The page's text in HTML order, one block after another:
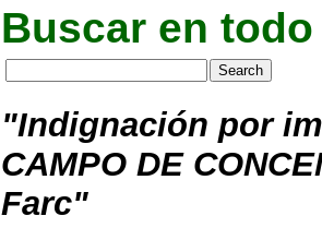
Buscar en
"Indignación por
CAMPO DE
Farc"